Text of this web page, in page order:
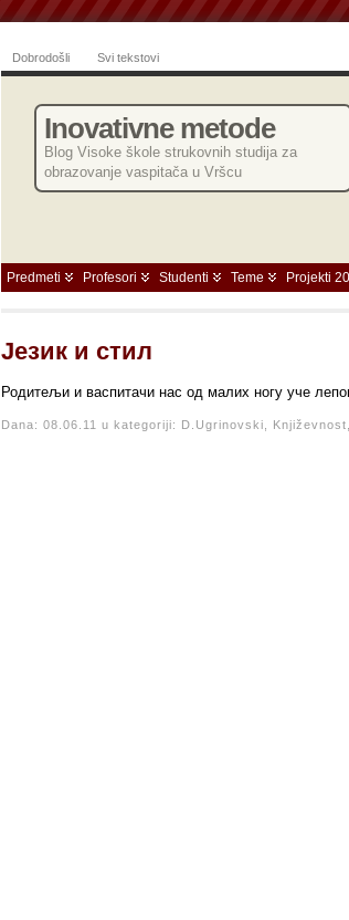
Dobrodošli Svi tekstovi
Inovativne metode
Blog Visoke škole strukovnih studija za
obrazovanje vaspitača u Vršcu
Predmeti Profesori Studenti Teme Projekti
Језик и стил
Родитељи и васпитачи нас од малих ногу уче
Dana: 08.06.11 u kategoriji: D.Ugrinovski, Književnost,